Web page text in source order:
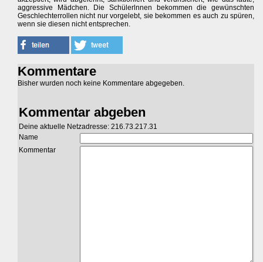
aggressive Mädchen. Die Schülerlnnen bekommen die gewünschten
Geschlechterrollen nicht nur vorgelebt, sie bekommen es auch zu spüren,
wenn sie diesen nicht entsprechen.
Kommentare
Bisher wurden noch keine Kommentare abgegeben.
Kommentar abgeben
Deine aktuelle Netzadresse: 216.73.217.31
Name
Kommentar